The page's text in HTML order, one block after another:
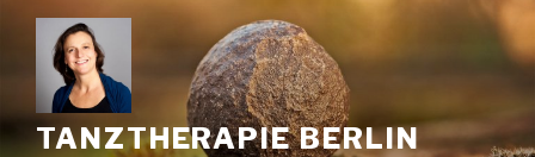
springen
TANZTHERAPIE BERLIN